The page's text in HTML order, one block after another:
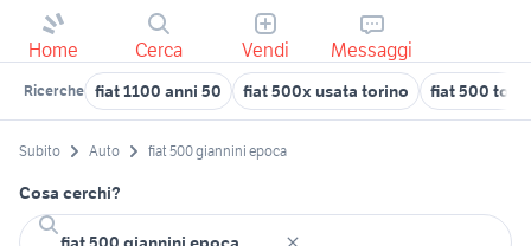
Home Cerca Vendi Messaggi
Ricerche fiat 1100 anni 50 fiat 500x usata torino fiat 500
Subito Auto fiat 500 giannini epoca
Cosa cerchi?